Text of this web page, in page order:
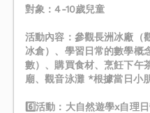
對象：4-10歲兒童
活動內容：參觀長洲冰廠（
冰倉）、學習日常的數學概
數）、購買食材、烹飪下午
廟、觀音泳灘 *根據當日小
6️⃣活動：大自然遊學x自理